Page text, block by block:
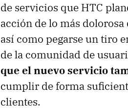
de servicios que HTC
acción de lo más
así como pegarse un tiro
de la comunidad de
que el nuevo servicio
cumplir de forma
clientes.